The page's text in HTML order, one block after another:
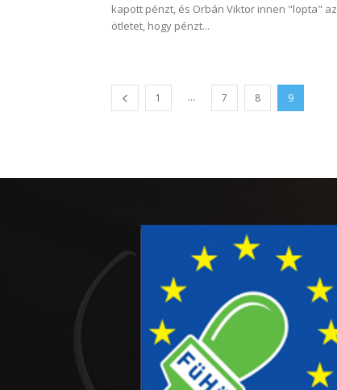
kapott pénzt, és Orbán Viktor innen "lopta" az
ötletet, hogy pénzt...
1 ... 7 8 9